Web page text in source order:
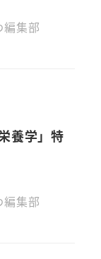
編集部
養学」特
編集部